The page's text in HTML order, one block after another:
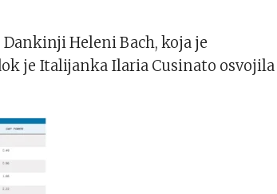
Heleni Bach, koja je
je Italijanka Ilaria Cusinato osvojila